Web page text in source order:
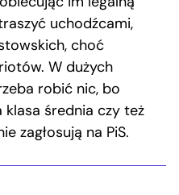
uchodźcami,
choć
W dużych
robić nic, bo
klasa średnia czy też
zagłosują na PiS.